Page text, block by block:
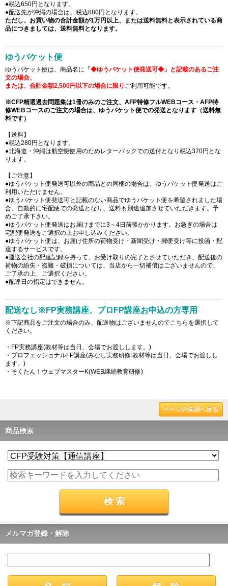
●税込650円となります。
●配送先が沖縄の場合は、税込880円となります。
ただし、お買い物の合計金額が1万円以上、または送料無料と表示されている商
品につきましては、送料無料となります。
ゆうパケット便
ゆうパケット便は、商品名に 「◆ゆうパケット便発送可◆」と記載のあるご注
文の場合、
または、合計金額2,500円以下の場合に限り ご利用可能です。
※CFP精選過去問題集は1冊のみのご注文、AFP特修フルWEBコース・AFP特
修WEBコースのご注文の場合は、ゆうパケット便での発送となります（送料無
料です）
【送料】
●税込280円となります。
●北海道・沖縄は航空便使用のためレターパックでの送付となり税込370円とな
ります。
【ご注意】
●ゆうパケット便発送可以外の商品との同梱の場合は、ゆうパケット便発送はご
利用いただけません。
●ゆうパケット便発送可と記載のない商品でゆうパケット便を希望されました場
合、自動的に宅配便での発送となり、送料も別途追加させていただきます。予
めご了承下さい。
●ゆうパケット便発送はお届けまでに3～4日前後かかります。お急ぎの場合は
宅配便発送をご選択の上お申し込みください。
●ゆうパケット便は、お届け住所の荷物受け・新聞受け・郵便受け等に投函・配
達するサービスです。
●運送会社の配達記録を持って、お受け取りの完了とさせていただき、配送後の
荷物の紛失・盗難・破損については、当店から一切補償はございませんので、
ご了承の上、ご選択ください。
●配達日の指定はできません。
配送なし※FP実務講座、プロFP講座お申込の方専用
※下記商品をご注文の場合のみ、配送物はございませんのでこちらを選択して
ください。
・FP実務講座(教材等は当日、会場でお渡しします。)
・プロフェッショナルFP講座(みなし実務研修:教材等は当日、会場でお渡しし
ます。)
・そくたん！ウェブマスターK(WEB継続教育研修)
ページの先頭へ戻る
商品検索
メルマガ登録・解除